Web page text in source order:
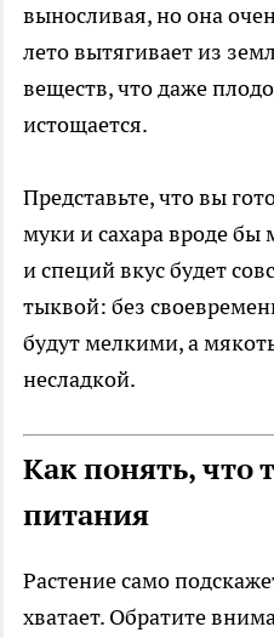
выносливая, но она
лето вытягивает из
веществ, что даже
истощается.
Представьте, что вы
муки и сахара вроде бы
и специй вкус будет
тыквой: без
будут мелкими, а
несладкой.
Как понять, что
питания
Растение само
хватает. Обратите